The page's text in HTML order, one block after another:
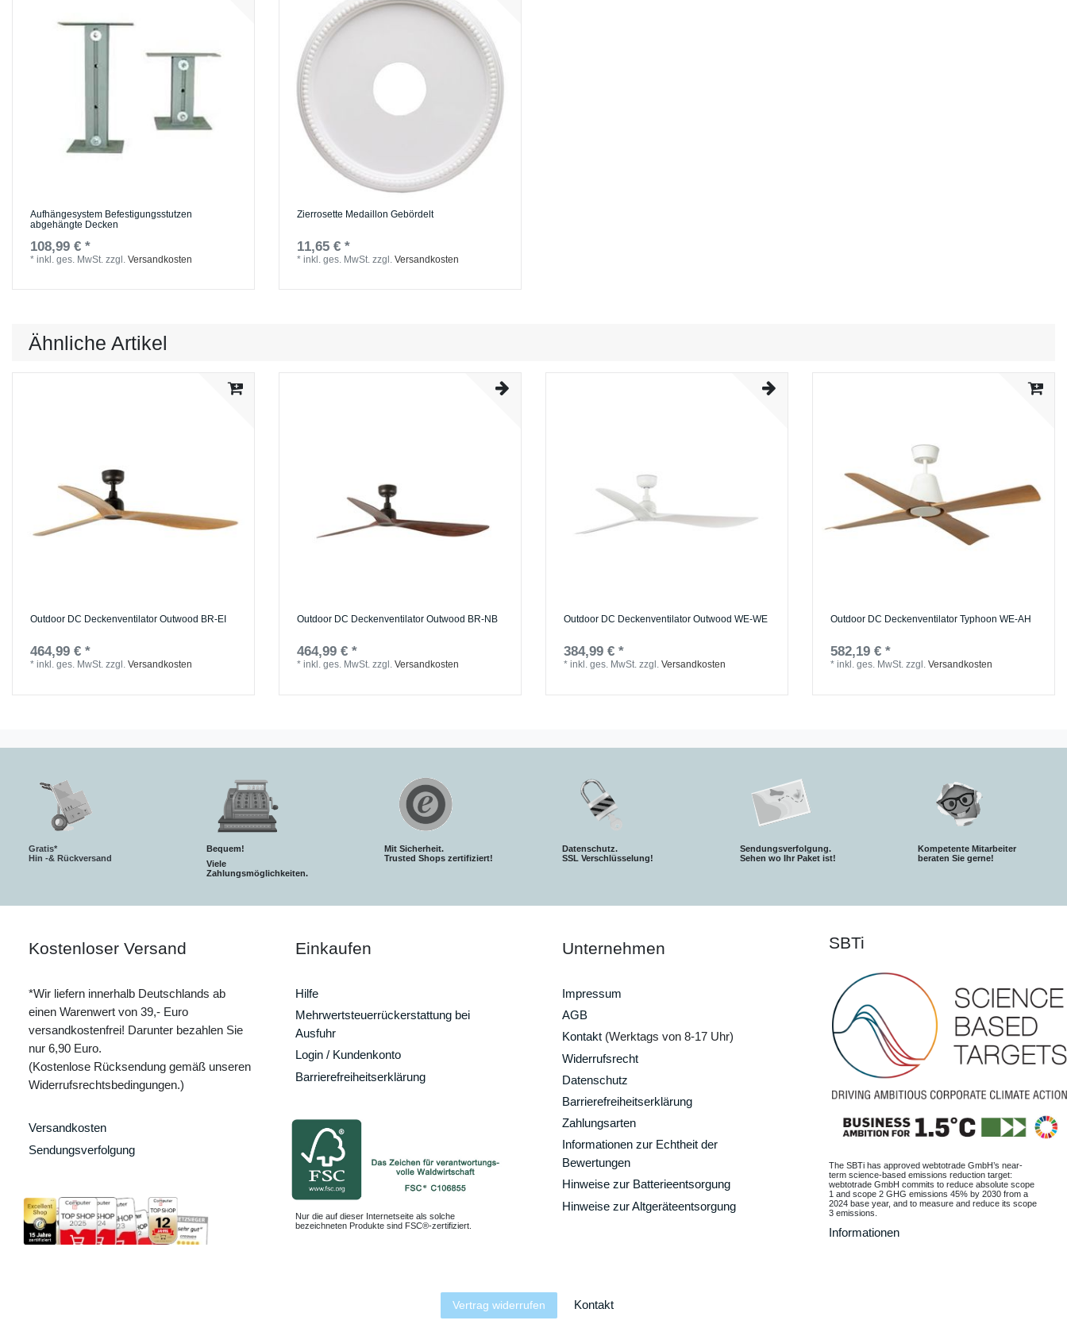
Aufhängesystem Befestigungsstutzen
abgehängte Decken
108,99 € *
*inkl. ges. MwSt. zzgl.Versandkosten
Zierrosette Medaillon Gebördelt
11,65 € *
*inkl. ges. MwSt. zzgl.Versandkosten
Ähnliche Artikel
Outdoor DC Deckenventilator Outwood BR-EI
464,99 € *
*inkl. ges. MwSt. zzgl.Versandkosten
Outdoor DC Deckenventilator Outwood BR-NB
464,99 € *
*inkl. ges. MwSt. zzgl.Versandkosten
Outdoor DC Deckenventilator Outwood WE-WE
384,99 € *
*inkl. ges. MwSt. zzgl.Versandkosten
Outdoor DC Deckenventilator Typhoon WE-AH
582,19 € *
*inkl. ges. MwSt. zzgl.Versandkosten
Gratis*
Hin -& Rückversand
Bequem!
Viele
Zahlungsmöglichkeiten.
Mit Sicherheit.
Trusted Shops zertifiziert!
Datenschutz.
SSL Verschlüsselung!
Sendungsverfolgung.
Sehen wo Ihr Paket ist!
Kompetente Mitarbeiter
beraten Sie gerne!
Kostenloser Versand
*Wir liefern innerhalb Deutschlands ab
einen Warenwert von 39,- Euro
versandkostenfrei! Darunter bezahlen Sie
nur 6,90 Euro.
(Kostenlose Rücksendung gemäß unseren
Widerrufsrechtsbedingungen.)
Versandkosten
Sendungsverfolgung
Einkaufen
Hilfe
Mehrwertsteuerrückerstattung bei
Ausfuhr
Login / Kundenkonto
Barrierefreiheitserklärung
Nur die auf dieser Internetseite als solche
bezeichneten Produkte sind FSC®-zertifiziert.
Unternehmen
Impressum
AGB
Kontakt (Werktags von 8-17 Uhr)
Widerrufsrecht
Datenschutz
Barrierefreiheitserklärung
Zahlungsarten
Informationen zur Echtheit der
Bewertungen
Hinweise zur Batterieentsorgung
Hinweise zur Altgeräteentsorgung
SBTi
The SBTi has approved webtotrade GmbH’s near-
term science-based emissions reduction target:
webtotrade GmbH commits to reduce absolute scope
1 and scope 2 GHG emissions 45% by 2030 from a
2024 base year, and to measure and reduce its scope
3 emissions.
Informationen
Vertrag widerrufen Kontakt